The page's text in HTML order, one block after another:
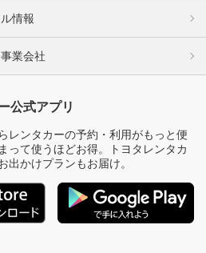
情報
業会社
公式アプリ
レンタカーの予約・利用がもっと便
って使うほどお得。トヨタレンタカ
出かけプランもお届け。